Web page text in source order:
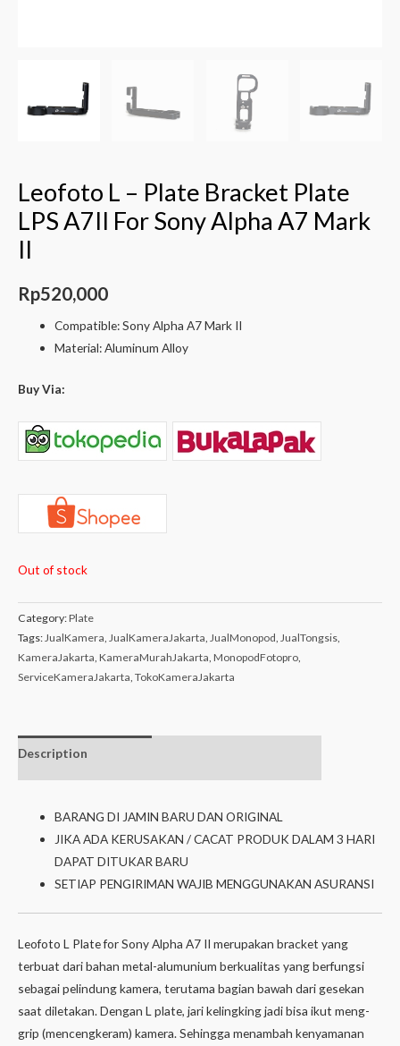
Leofoto L – Plate Bracket Plate
LPS A7II For Sony Alpha A7 Mark
II
Rp520,000
Compatible: Sony Alpha A7 Mark II
Material: Aluminum Alloy
Buy Via:
Out of stock
Category:Plate
Tags: JualKamera JualKameraJakarta JualMonopod JualTongsis
KameraJakarta KameraMurahJakarta MonopodFotopro
ServiceKameraJakarta TokoKameraJakarta
Description
BARANG DI JAMIN BARU DAN ORIGINAL
JIKA ADA KERUSAKAN / CACAT PRODUK DALAM 3 HARI
DAPAT DITUKAR BARU
SETIAP PENGIRIMAN WAJIB MENGGUNAKAN ASURANSI
Leofoto L Plate for Sony Alpha A7 II merupakan bracket yang
terbuat dari bahan metal-alumunium berkualitas yang berfungsi
sebagai pelindung kamera, terutama bagian bawah dari gesekan
saat diletakan. Dengan L plate, jari kelingking jadi bisa ikut meng-
grip (mencengkeram) kamera. Sehingga menambah kenyamanan